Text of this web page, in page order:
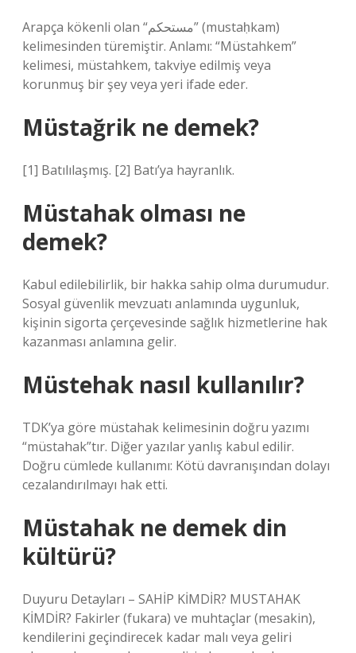
Arapça kökenli olan “مستحكم” (mustaḥkam)
kelimesinden türemiştir. Anlamı: “Müstahkem”
kelimesi, müstahkem, takviye edilmiş veya
korunmuş bir şey veya yeri ifade eder.
Müstağrik ne demek?
[1] Batılılaşmış. [2] Batı’ya hayranlık.
Müstahak olması ne
demek?
Kabul edilebilirlik, bir hakka sahip olma durumudur.
Sosyal güvenlik mevzuatı anlamında uygunluk,
kişinin sigorta çerçevesinde sağlık hizmetlerine hak
kazanması anlamına gelir.
Müstehak nasıl kullanılır?
TDK’ya göre müstahak kelimesinin doğru yazımı
“müstahak”tır. Diğer yazılar yanlış kabul edilir.
Doğru cümlede kullanımı: Kötü davranışından dolayı
cezalandırılmayı hak etti.
Müstahak ne demek din
kültürü?
Duyuru Detayları – SAHİP KİMDİR? MUSTAHAK
KİMDİR? Fakirler (fukara) ve muhtaçlar (mesakin),
kendilerini geçindirecek kadar malı veya geliri